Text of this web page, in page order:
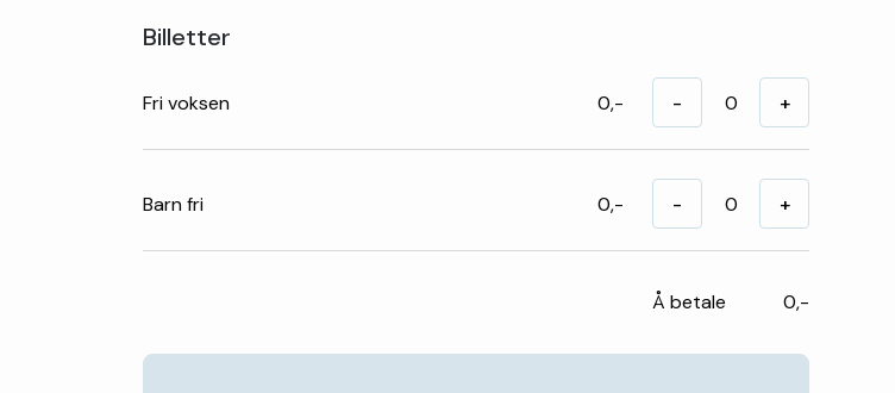
Billetter
Fri voksen 0,- - +
Barn fri 0,- - +
Å betale 0,-